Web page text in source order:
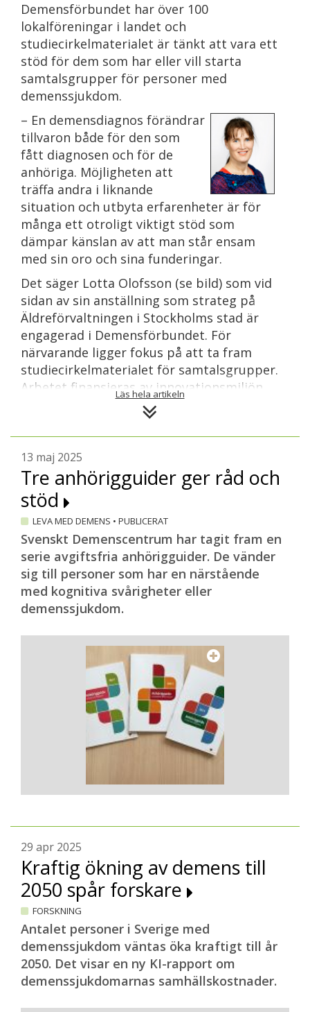
Demensförbundet har över 100
lokalföreningar i landet och
studiecirkelmaterialet är tänkt att vara ett
stöd för dem som har eller vill starta
samtalsgrupper för personer med
demenssjukdom.
– En demensdiagnos förändrar
tillvaron både för den som
fått diagnosen och för de
anhöriga. Möjligheten att
träffa andra i liknande
situation och utbyta erfarenheter är för
många ett otroligt viktigt stöd som
dämpar känslan av att man står ensam
med sin oro och sina funderingar.
Det säger Lotta Olofsson (se bild) som vid
sidan av sin anställning som strateg på
Äldreförvaltningen i Stockholms stad är
engagerad i Demensförbundet. För
närvarande ligger fokus på att ta fram
studiecirkelmaterialet för samtalsgrupper.
Arbetet finansieras av innovationsmiljön
Predem som bland annat verkar för att
utveckla tillförlitlig och tidig diagnostik.
Tidig diagnos, tidigt stöd
– Om allt fler får demensdiagnosen tidigt i
sjukdomsförloppet ökar också behovet av
tidigt stöd, det är här samtalsgrupperna
kommer in, säger Lotta Olofsson.
För snart 20 år sedan startade
Demensförbundet den första
Lundagårdsgruppen med ekonomiskt stöd
av Arvsfonden. Fem till tio personer med
Träffarna fungerade som en livlina för
många deltagare, berättar Lotta Olofsson,
och efterhand tillkom nya samtalsgrupper.
Regionens minnesmottagningar var
behjälpliga med att informera sina
patienter om träffarna.
På senare år har en del av verksamheten i
Demensförbundets lokalförening i
Demensförbundet istället på att stötta
och underlätta för alla sina lokalföreningar
att arrangera samtalsgrupper, bland
annat genom det nya
studiecirkelmaterialet.
Lokalförening och kommun i
samarbete
– Här kan även kommunerna spela en
viktig roll. Genom att till exempel en
Läs hela artikeln
13 maj 2025
Tre anhörigguider ger råd och
stöd
LEVA MED DEMENS • PUBLICERAT
Svenskt Demenscentrum har tagit fram en
serie avgiftsfria anhörigguider. De vänder
sig till personer som har en närstående
med kognitiva svårigheter eller
demenssjukdom.
29 apr 2025
Kraftig ökning av demens till
2050 spår forskare
FORSKNING
Antalet personer i Sverige med
demenssjukdom väntas öka kraftigt till år
2050. Det visar en ny KI-rapport om
demenssjukdomarnas samhällskostnader.